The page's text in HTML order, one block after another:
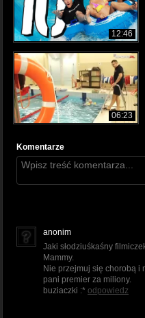
12:46
06:23
Komentarze
anonim
Jaki słodziuśkaśny
Mammy.
Nie przejmuj się chorobą i
pani premier za miliony.
buziaczki :* odpowiedz